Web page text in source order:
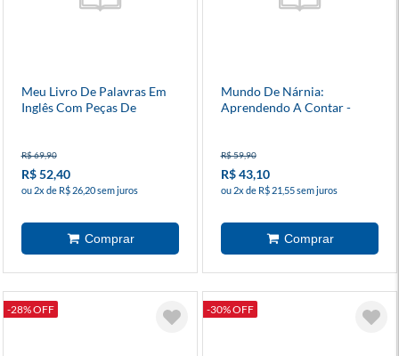
Meu Livro De Palavras Em
Inglês Com Peças De
R$ 69,90
R$ 52,40
ou 2x de R$ 26,20 sem juros
Mundo De Nárnia:
Aprendendo A Contar -
R$ 59,90
R$ 43,10
ou 2x de R$ 21,55 sem juros
-28% OFF -30% OFF